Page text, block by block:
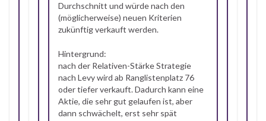
Durchschnitt und würde nach den
(möglicherweise) neuen Kriterien
zukünftig verkauft werden.
Hintergrund:
nach der Relativen-Stärke Strategie
nach Levy wird ab Ranglistenplatz 76
oder tiefer verkauft. Dadurch kann eine
Aktie, die sehr gut gelaufen ist, aber
dann schwächelt, erst sehr spät